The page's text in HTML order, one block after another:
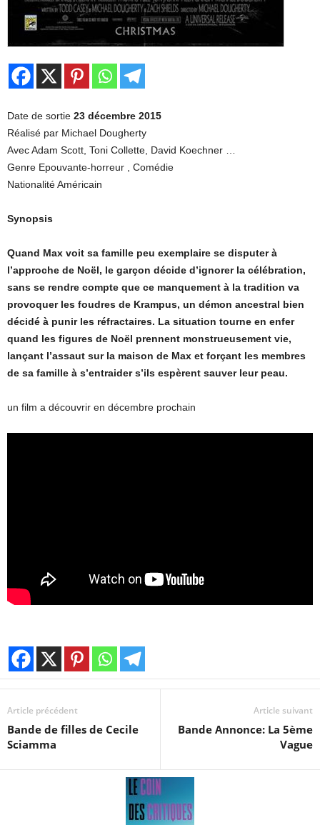
Date de sortie 23 décembre 2015
Réalisé par Michael Dougherty
Avec Adam Scott, Toni Collette, David Koechner …
Genre Epouvante-horreur , Comédie
Nationalité Américain
Synopsis
Quand Max voit sa famille peu exemplaire se disputer à
l’approche de Noël, le garçon décide d’ignorer la célébration,
sans se rendre compte que ce manquement à la tradition va
provoquer les foudres de Krampus, un démon ancestral bien
décidé à punir les réfractaires. La situation tourne en enfer
quand les figures de Noël prennent monstrueusement vie,
lançant l’assaut sur la maison de Max et forçant les membres
de sa famille à s’entraider s’ils espèrent sauver leur peau.
un film a découvrir en décembre prochain
Article précédent
Bande de filles de Cecile
Sciamma
Article suivant
Bande Annonce: La 5ème
Vague